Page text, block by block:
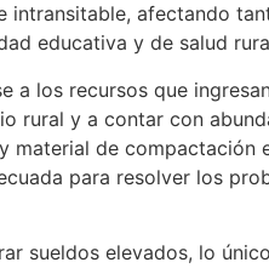
intransitable, afectando
educativa y de salud
a los recursos que
rural y a contar con
material de compactación
para resolver los
sueldos elevados, lo